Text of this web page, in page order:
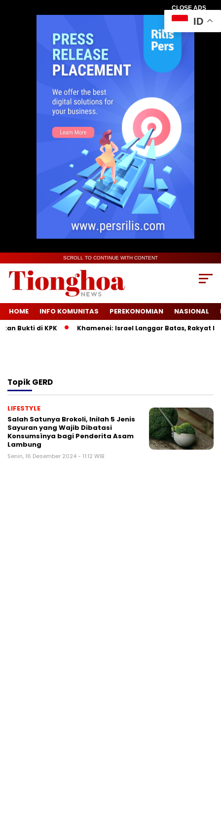
CLOSE ADS
SCROLL TO CONTINUE WITH CONTENT
HOME INFO KOMUNITAS PEREKONOMIAN NASIONAL
Bukti di KPK Khamenei: Israel Langgar Batas, Rakyat
TopikGERD
LIFESTYLE
Salah Satunya Brokoli, Inilah 5 Jenis
Sayuran yang Wajib Dibatasi
Konsumsìnya bagi Penderita Asam
Lambung
Senin, 16 Desember 2024 - 11:12 WIB
ID